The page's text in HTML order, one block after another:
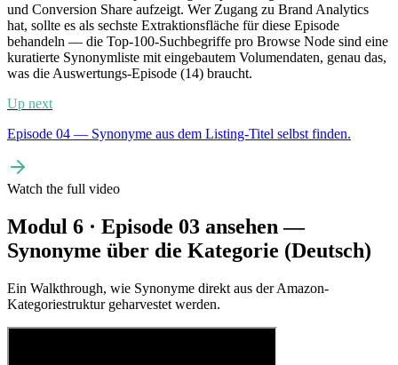
und Conversion Share aufzeigt. Wer Zugang zu Brand Analytics
hat, sollte es als sechste Extraktionsfläche für diese Episode
behandeln — die Top-100-Suchbegriffe pro Browse Node sind eine
kuratierte Synonymliste mit eingebautem Volumendaten, genau das,
was die Auswertungs-Episode (14) braucht.
Up next
Episode 04 — Synonyme aus dem Listing-Titel selbst finden.
Watch the full video
Modul 6 · Episode 03 ansehen —
Synonyme über die Kategorie (Deutsch)
Ein Walkthrough, wie Synonyme direkt aus der Amazon-
Kategoriestruktur geharvestet werden.